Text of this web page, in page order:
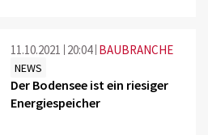
11.10.2021 20:04 BAUBRANCHE
NEWS
Der Bodensee ist ein riesiger
Energiespeicher